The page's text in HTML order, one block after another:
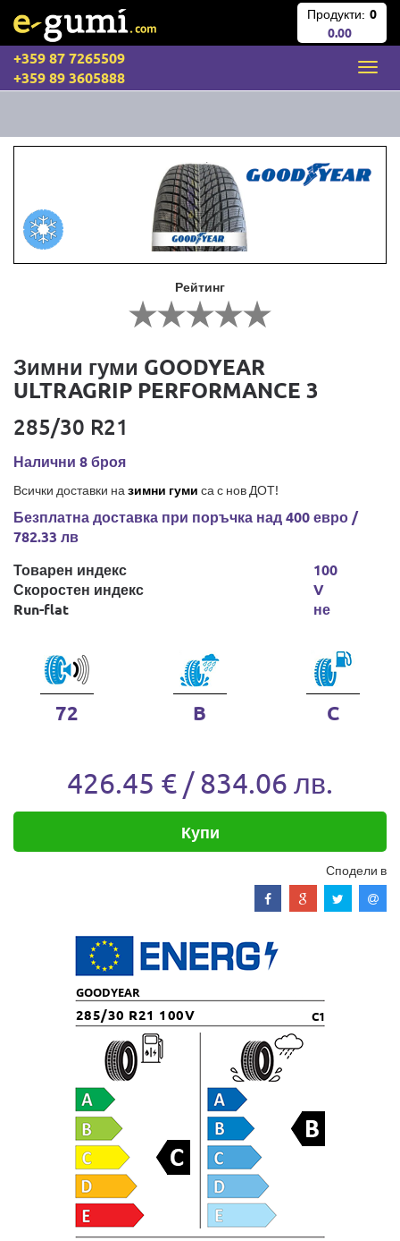
Продукти: 0
0.00
+359 87 7265509
+359 89 3605888
Рейтинг
Зимни гуми GOODYEAR
ULTRAGRIP PERFORMANCE 3
285/30 R21
Налични 8 броя
Всички доставки на зимни гуми са с нов ДОТ!
Безплатна доставка при поръчка над 400 евро /
782.33 лв
Товарен индекс
Скоростен индекс
Run-flat
100
V
не
72 B C
426.45 € / 834.06 лв.
Купи
Сподели в
GOODYEAR
285/30 R21 100V C1